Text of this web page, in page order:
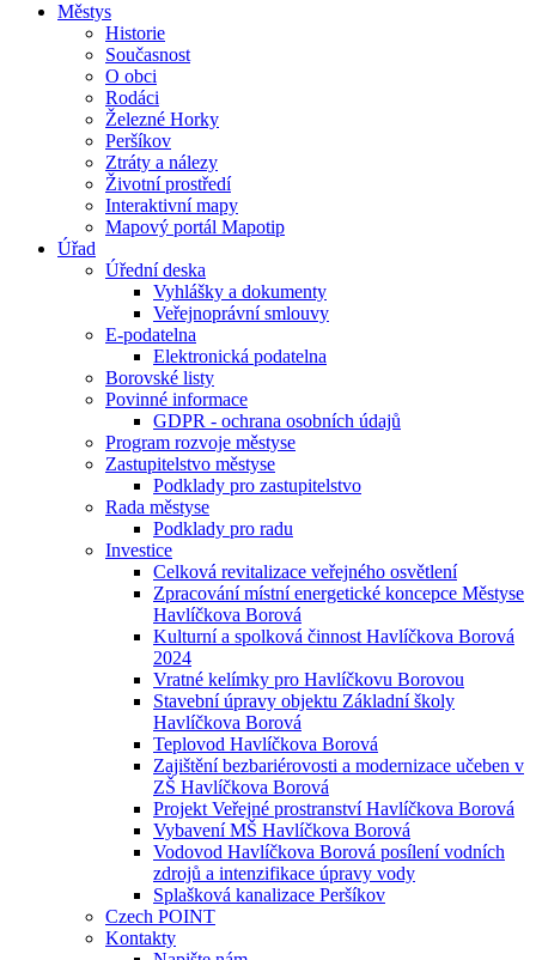
Městys
Historie
Současnost
O obci
Rodáci
Železné Horky
Peršíkov
Ztráty a nálezy
Životní prostředí
Interaktivní mapy
Mapový portál Mapotip
Úřad
Úřední deska
Vyhlášky a dokumenty
Veřejnoprávní smlouvy
E-podatelna
Elektronická podatelna
Borovské listy
Povinné informace
GDPR - ochrana osobních údajů
Program rozvoje městyse
Zastupitelstvo městyse
Podklady pro zastupitelstvo
Rada městyse
Podklady pro radu
Investice
Celková revitalizace veřejného osvětlení
Zpracování místní energetické koncepce Městyse
Havlíčkova Borová
Kulturní a spolková činnost Havlíčkova Borová
2024
Vratné kelímky pro Havlíčkovu Borovou
Stavební úpravy objektu Základní školy
Havlíčkova Borová
Teplovod Havlíčkova Borová
Zajištění bezbariérovosti a modernizace učeben v
ZŠ Havlíčkova Borová
Projekt Veřejné prostranství Havlíčkova Borová
Vybavení MŠ Havlíčkova Borová
Vodovod Havlíčkova Borová posílení vodních
zdrojů a intenzifikace úpravy vody
Splašková kanalizace Peršíkov
Czech POINT
Kontakty